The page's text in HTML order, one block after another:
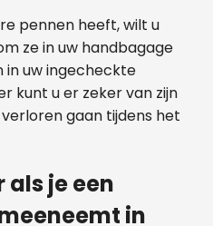
pennen heeft, wilt u
ze in uw handbagage
in uw ingecheckte
kunt u er zeker van zijn
gaan tijdens het
je een
in